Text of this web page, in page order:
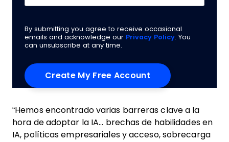
By submitting you agree to receive occasional
emails and acknowledge our Privacy Policy. You
can unsubscribe at any time.
“Hemos encontrado varias barreras clave a la
hora de adoptar la IA... brechas de habilidades en
IA, políticas empresariales y acceso, sobrecarga